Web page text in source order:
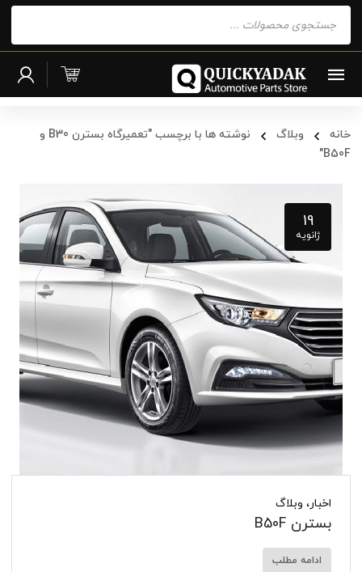
search
خانه وبلاگ
نوشته ها با برچسب "تعمیرگاه بسترن B30 و
B50F"
19
ژانویه
اخبار، وبلاگ
بسترن B50F
ادامه مطلب